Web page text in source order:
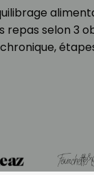
repas selon 3